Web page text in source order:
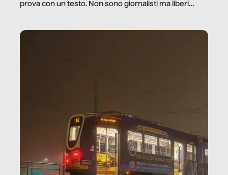
prova con un testo. Non sono giornalisti ma liberi